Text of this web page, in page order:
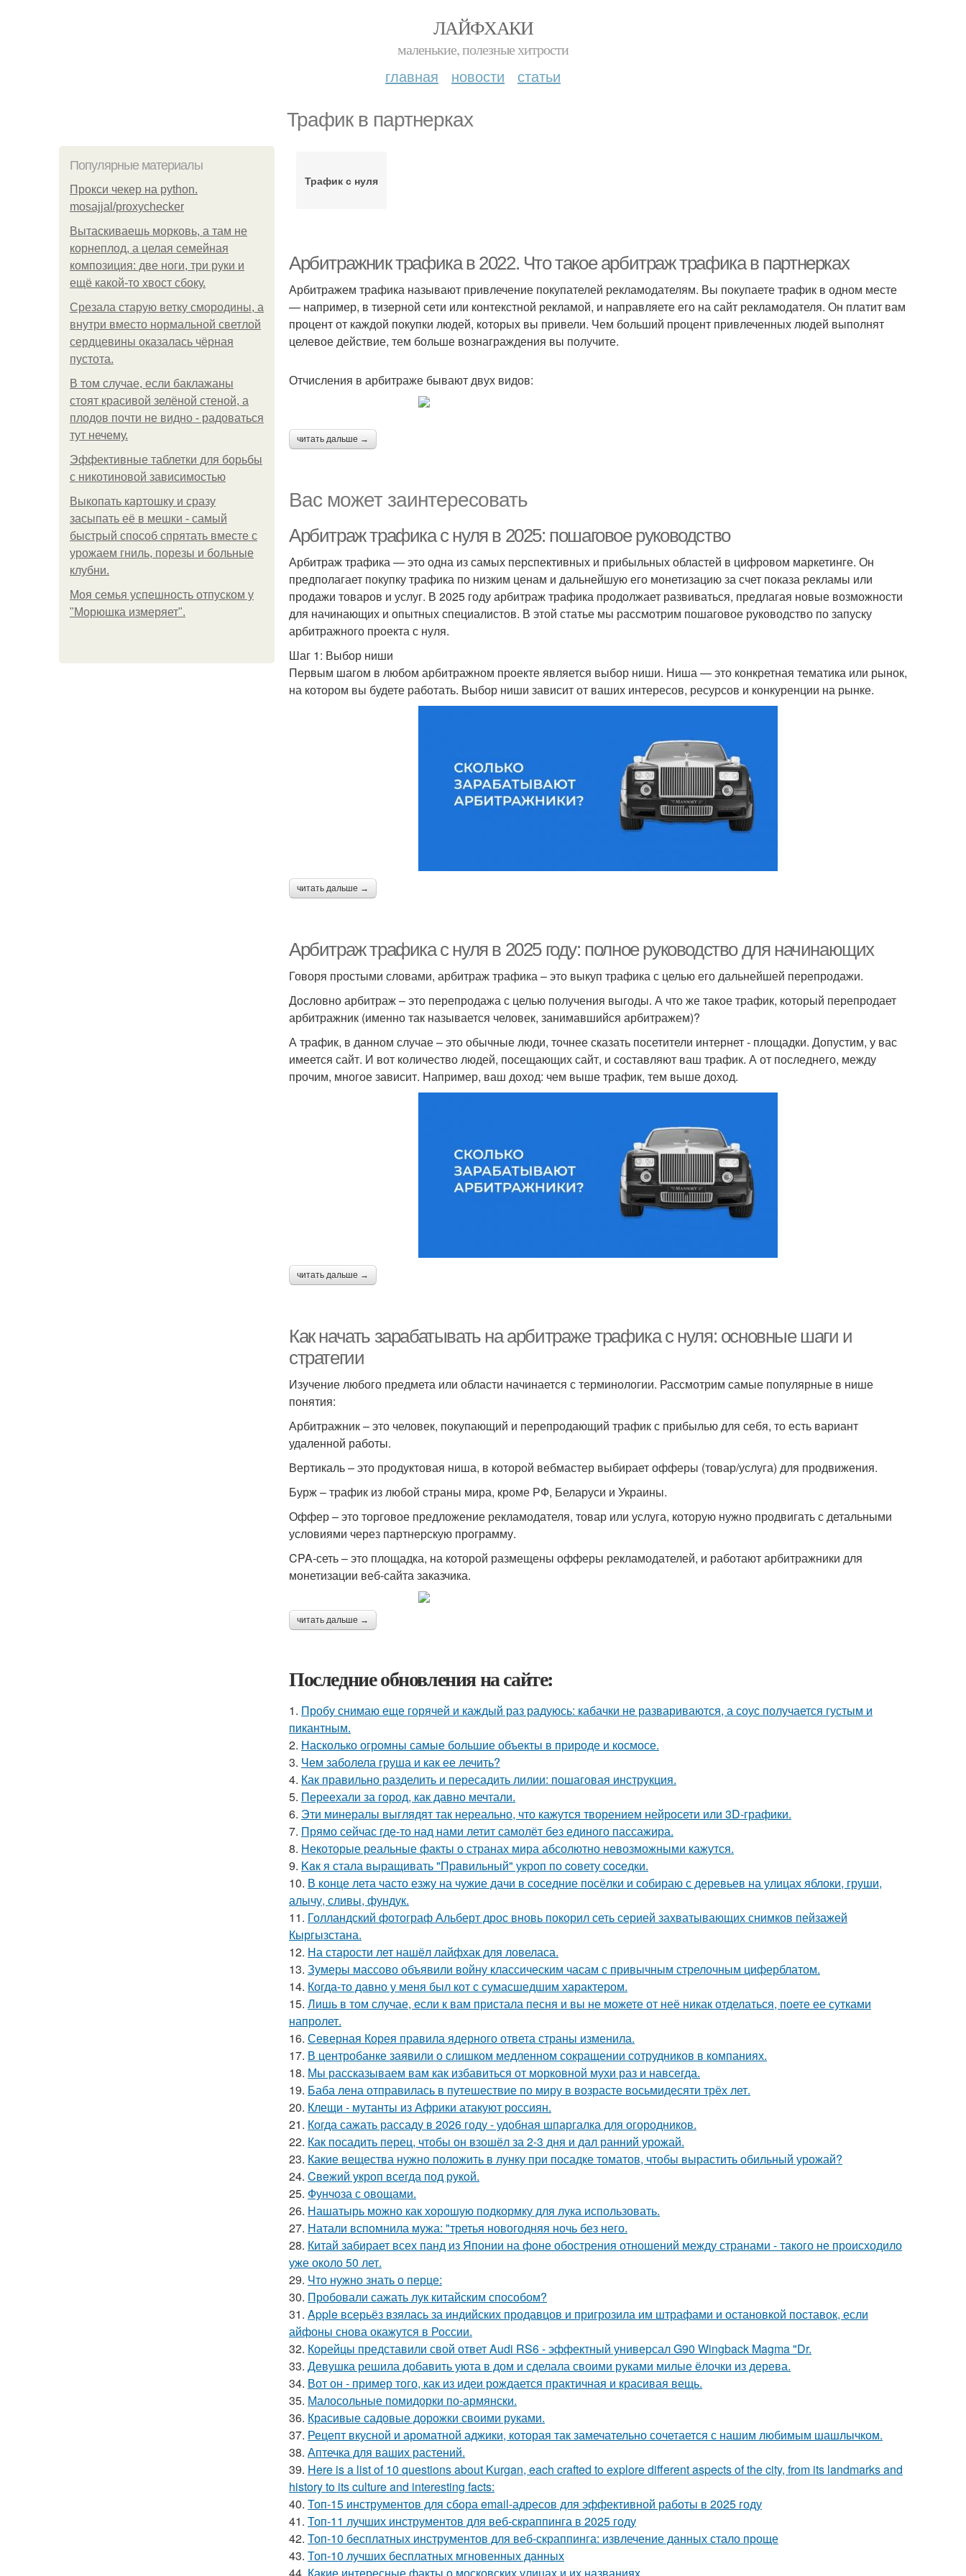
ЛАЙФХАКИ
маленькие, полезные хитрости
главная новости статьи
Трафик в партнерках
Популярные материалы
Прокси чекер на python.
mosajjal/proxychecker
Вытаскиваешь морковь, а там не
корнеплод, а целая семейная
композиция: две ноги, три руки и
ещё какой-то хвост сбоку.
Срезала старую ветку смородины, а
внутри вместо нормальной светлой
сердцевины оказалась чёрная
пустота.
В том случае, если баклажаны
стоят красивой зелёной стеной, а
плодов почти не видно - радоваться
тут нечему.
Эффективные таблетки для борьбы
с никотиновой зависимостью
Выкопать картошку и сразу
засыпать её в мешки - самый
быстрый способ спрятать вместе с
урожаем гниль, порезы и больные
клубни.
Моя семья успешность отпуском у
"Морюшка измеряет".
Трафик с нуля
Арбитражник трафика в 2022. Что такое арбитраж трафика в партнерках
Арбитражем трафика называют привлечение покупателей рекламодателям. Вы покупаете трафик в одном месте
— например, в тизерной сети или контекстной рекламой, и направляете его на сайт рекламодателя. Он платит вам
процент от каждой покупки людей, которых вы привели. Чем больший процент привлеченных людей выполнят
целевое действие, тем больше вознаграждения вы получите.
Отчисления в арбитраже бывают двух видов:
читать дальше →
Вас может заинтересовать
Арбитраж трафика с нуля в 2025: пошаговое руководство
Арбитраж трафика — это одна из самых перспективных и прибыльных областей в цифровом маркетинге. Он
предполагает покупку трафика по низким ценам и дальнейшую его монетизацию за счет показа рекламы или
продажи товаров и услуг. В 2025 году арбитраж трафика продолжает развиваться, предлагая новые возможности
для начинающих и опытных специалистов. В этой статье мы рассмотрим пошаговое руководство по запуску
арбитражного проекта с нуля.
Шаг 1: Выбор ниши
Первым шагом в любом арбитражном проекте является выбор ниши. Ниша — это конкретная тематика или рынок,
на котором вы будете работать. Выбор ниши зависит от ваших интересов, ресурсов и конкуренции на рынке.
читать дальше →
Арбитраж трафика с нуля в 2025 году: полное руководство для начинающих
Говоря простыми словами, арбитраж трафика – это выкуп трафика с целью его дальнейшей перепродажи.
Дословно арбитраж – это перепродажа с целью получения выгоды. А что же такое трафик, который перепродает
арбитражник (именно так называется человек, занимавшийся арбитражем)?
А трафик, в данном случае – это обычные люди, точнее сказать посетители интернет - площадки. Допустим, у вас
имеется сайт. И вот количество людей, посещающих сайт, и составляют ваш трафик. А от последнего, между
прочим, многое зависит. Например, ваш доход: чем выше трафик, тем выше доход.
читать дальше →
Как начать зарабатывать на арбитраже трафика с нуля: основные шаги и
стратегии
Изучение любого предмета или области начинается с терминологии. Рассмотрим самые популярные в нише
понятия:
Арбитражник – это человек, покупающий и перепродающий трафик с прибылью для себя, то есть вариант
удаленной работы.
Вертикаль – это продуктовая ниша, в которой вебмастер выбирает офферы (товар/услуга) для продвижения.
Бурж – трафик из любой страны мира, кроме РФ, Беларуси и Украины.
Оффер – это торговое предложение рекламодателя, товар или услуга, которую нужно продвигать с детальными
условиями через партнерскую программу.
CPA-сеть – это площадка, на которой размещены офферы рекламодателей, и работают арбитражники для
монетизации веб-сайта заказчика.
читать дальше →
Последние обновления на сайте:
1. Пробу снимаю еще горячей и каждый раз радуюсь: кабачки не развариваются, а соус получается густым и
пикантным.
2. Насколько огромны самые большие объекты в природе и космосе.
3. Чем заболела груша и как ее лечить?
4. Как правильно разделить и пересадить лилии: пошаговая инструкция.
5. Переехали за город, как давно мечтали.
6. Эти минералы выглядят так нереально, что кажутся творением нейросети или 3D-графики.
7. Прямо сейчас где-то над нами летит самолёт без единого пассажира.
8. Некоторые реальные факты о странах мира абсолютно невозможными кажутся.
9. Kaк я стала выращивать "Пpaвильный" укроп по coвету сocедки.
10. В конце лета часто езжу на чужие дачи в соседние посёлки и собираю с деревьев на улицах яблоки, груши,
алычу, сливы, фундук.
11. Голландский фотограф Альберт дрос вновь покорил сеть серией захватывающих снимков пейзажей
Кыргызстана.
12. На старости лет нашёл лайфхак для ловеласа.
13. Зумеры массово объявили войну классическим часам с привычным стрелочным циферблатом.
14. Когда-то давно у меня был кот с сумасшедшим характером.
15. Лишь в том случае, если к вам пристала песня и вы не можете от неё никак отделаться, поете ее сутками
напролет.
16. Северная Корея правила ядерного ответа страны изменила.
17. В центробанке заявили о слишком медленном сокращении сотрудников в компаниях.
18. Мы рассказываем вам как избавиться от морковной мухи раз и навсегда.
19. Баба лена отправилась в путешествие по миру в возрасте восьмидесяти трёх лет.
20. Клещи - мутанты из Африки атакуют россиян.
21. Когда сажать рассаду в 2026 году - удобная шпаргалка для огородников.
22. Как посадить перец, чтобы он взошёл за 2-3 дня и дал ранний урожай.
23. Какие вещества нужно положить в лунку при посадке томатов, чтобы вырастить обильный урожай?
24. Cвeжий укроп всегда под рукoй.
25. Фунчоза с овощами.
26. Нашатырь можно как хорошую подкормку для лука использовать.
27. Натали вспомнила мужа: "третья новогодняя ночь без него.
28. Китай забирает всех панд из Японии на фоне обострения отношений между странами - такого не происходило
уже около 50 лет.
29. Что нужно знать о перце:
30. Пробовали сажать лук китайским способом?
31. Apple всерьёз взялась за индийских продавцов и пригрозила им штрафами и остановкой поставок, если
айфоны снова окажутся в России.
32. Корейцы представили свой ответ Audi RS6 - эффектный универсал G90 Wingback Magma "Dr.
33. Девушка решила добавить уюта в дом и сделала своими руками милые ёлочки из дерева.
34. Вот он - пример того, как из идеи рождается практичная и красивая вещь.
35. Малосольные помидорки по-армянски.
36. Красивые садовые дорожки своими руками.
37. Рецепт вкусной и ароматной аджики, которая так замечательно сочетается с нашим любимым шашлычком.
38. Аптечка для ваших растений.
39. Here is a list of 10 questions about Kurgan, each crafted to explore different aspects of the city, from its landmarks and
history to its culture and interesting facts:
40. Топ-15 инструментов для сбора email-адресов для эффективной работы в 2025 году
41. Топ-11 лучших инструментов для веб-скраппинга в 2025 году
42. Топ-10 бесплатных инструментов для веб-скраппинга: извлечение данных стало проще
43. Топ-10 лучших бесплатных мгновенных данных